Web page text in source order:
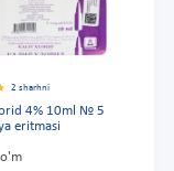
2 sharhni
4% 10ml № 5
eritmasi